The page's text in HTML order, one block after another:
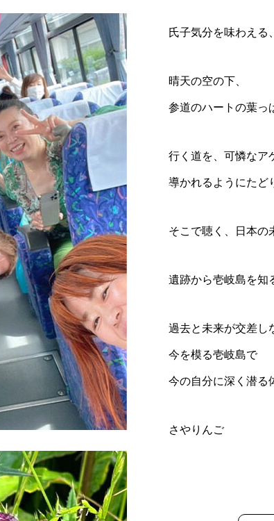
氏子気分を味わえる、
晴天の空の下、
参道のハートの葉っ
行く道を、可憐なア
導かれるようにたど
そこで聴く、日本の
遺跡から壱岐島を知
過去と未来が交差し
今を模る壱岐島で
今の自分に深く潜る
さやりんご